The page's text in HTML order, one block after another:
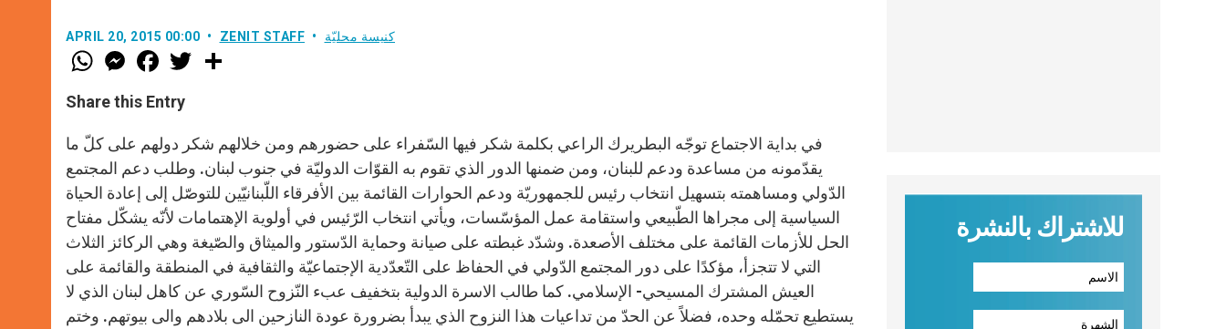
APRIL 20, 2015 00:00 ZENIT STAFF كنيسة محليّة
W
h
t
s
p
p
M
e
s
e
g
e
r
F
a
e
b
o
k
w
r
Share this Entry
في بداية الاجتماع توجّه البطريرك الراعي بكلمة شكر فيها السّفراء على حضورهم ومن خلالهم شكر دولهم على كلّ ما
يقدّمونه من مساعدة ودعم للبنان، ومن ضمنها الدور الذي تقوم به القوّات الدوليّة في جنوب لبنان. وطلب دعم المجتمع
الدّولي ومساهمته بتسهيل انتخاب رئيس للجمهوريّة ودعم الحوارات القائمة بين الأفرقاء اللّبنانيّين للتوصّل إلى إعادة الحياة
السياسية إلى مجراها الطّبيعي واستقامة عمل المؤسّسات، ويأتي انتخاب الرّئيس في أولوية الإهتمامات لأنّه يشكّل مفتاح
الحل للأزمات القائمة على مختلف الأصعدة. وشدّد غبطته على صيانة وحماية الدّستور والميثاق والصّيغة وهي الركائز الثلاث
التي لا تتجزأ، مؤكدًا على دور المجتمع الدّولي في الحفاظ على التّعدّدية الإجتماعيّة والثقافية في المنطقة والقائمة على
العيش المشترك المسيحي- الإسلامي. كما طالب الاسرة الدولية بتخفيف عبء النّزوح السّوري عن كاهل لبنان الذي لا
يستطيع تحمّله وحده، فضلاً عن الحدّ من تداعيات هذا النزوح الذي يبدأ بضرورة عودة النازحين الى بلادهم والى بيوتهم. وختم
للاشتراك بالنشرة